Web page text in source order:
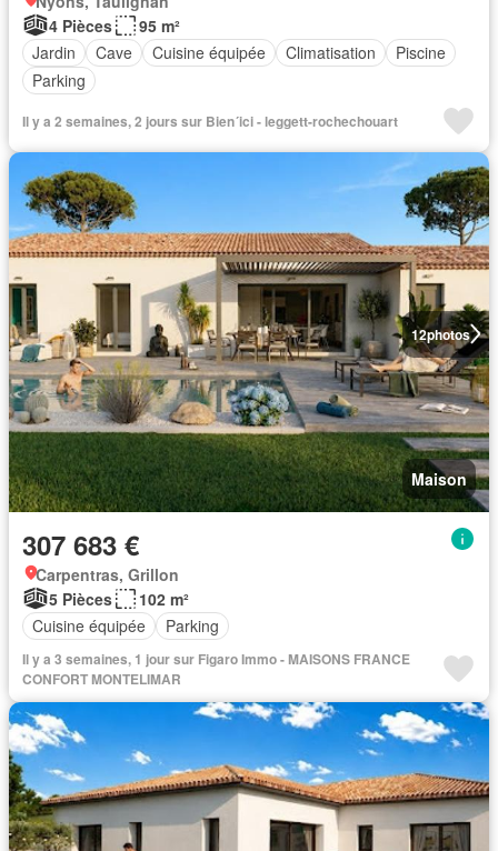
4 Pièces
95 m²
Jardin
Cave Cuisine équipée Climatisation
Piscine
Parking
Il y a 2 semaines, 2 jours sur Bien´ici - leggett-rochechouart
12photos
Maison
307 683 €
Carpentras, Grillon
5 Pièces
102 m²
Cuisine équipée
Parking
Il y a 3 semaines, 1 jour sur Figaro Immo - MAISONS FRANCE
CONFORT MONTELIMAR